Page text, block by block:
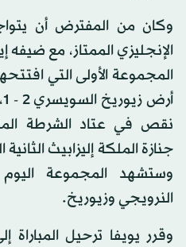
وكان من المفترض أن
الإنجليزي الممتاز، مع
المجموعة الأولى التي
نقص في عتاد الشرطة
جنازة الملكة إليزابيث
وستشهد المجموعة
النرويجي وزيوريخ.